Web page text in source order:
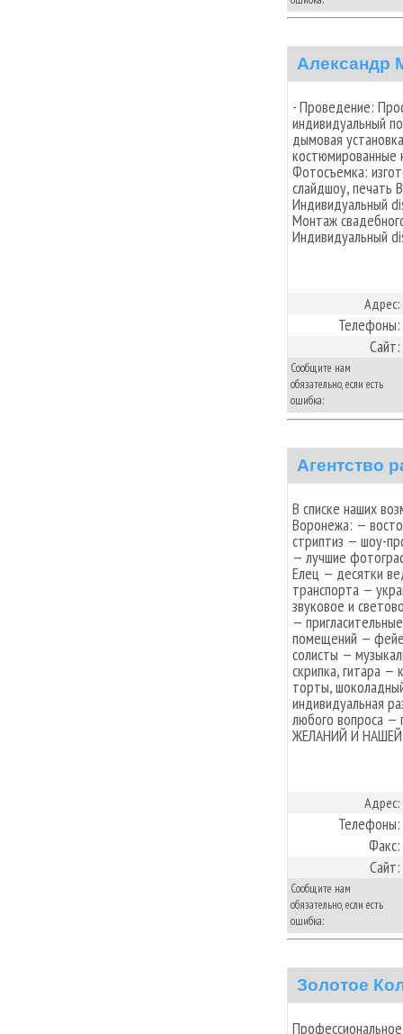
Александр
- Проведение:
индивидуальный
дымовая
костюмированные
Фотосъемка:
слайдшоу, печать
Индивидуальный
Монтаж
Индивидуальный
Адрес:
Телефоны:
Сайт:
Сообщите нам
обязательно, если есть
ошибка:
Агентство
В списке наших
Воронежа: —
стриптиз — шоу-
— лучшие
Елец — десятки
транспорта —
звуковое и
—
помещений —
солисты —
скрипка, гитара —
торты,
индивидуальная
любого вопроса
ЖЕЛАНИЙ И
Адрес:
Телефоны:
Факс:
Сайт:
Сообщите нам
обязательно, если есть
ошибка:
Золотое